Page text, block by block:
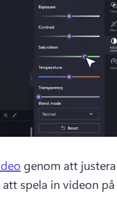
genom att
spela in videon